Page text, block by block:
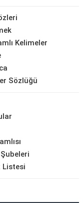
Kelimeler
Sözlüğü
Listesi